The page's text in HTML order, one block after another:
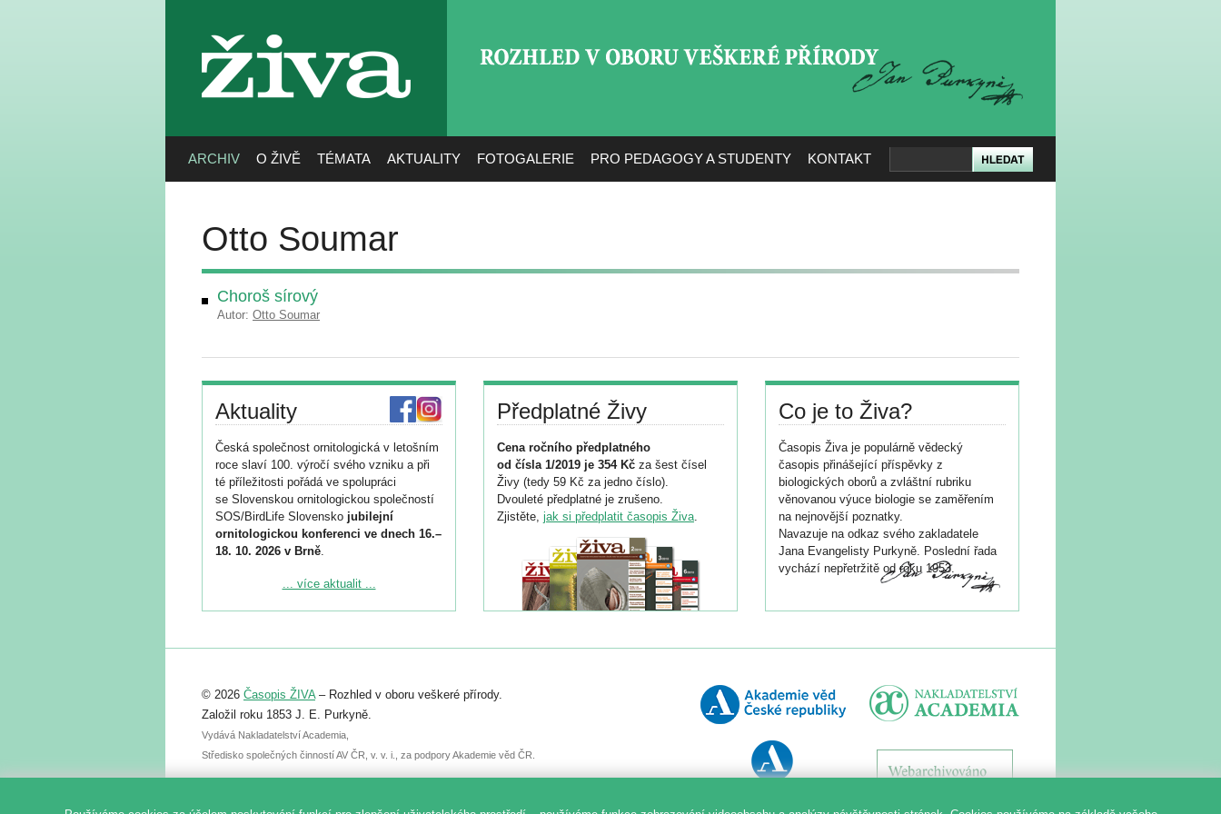
živa
ARCHIV O ŽIVĚ TÉMATA AKTUALITY FOTOGALERIE PRO PEDAGOGY A STUDENTY KONTAKT
Otto Soumar
Choroš sírový
Autor: Otto Soumar
Aktuality
Česká společnost ornitologická v letošním
roce slaví 100. výročí svého vzniku a při
té příležitosti pořádá ve spolupráci
se Slovenskou ornitologickou společností
SOS/BirdLife Slovensko jubilejní
ornitologickou konferenci ve dnech 16.–
18. 10. 2026 v Brně.
Podrobnější informace ke konferenci
Registrovat se můžete do 6. září.
abstraktu přihlášené přednášky nebo
posteru je už 30. června.
... více aktualit ...
Předplatné Živy
Cena ročního předplatného
od čísla 1/2019 je 354 Kč za šest čísel
Živy (tedy 59 Kč za jedno číslo).
Dvouleté předplatné je zrušeno.
Zjistěte, jak si předplatit časopis Živa.
Co je to Živa?
Časopis Živa je populárně vědecký
časopis přinášející příspěvky z
biologických oborů a zvláštní rubriku
věnovanou výuce biologie se zaměřením
na nejnovější poznatky.
Navazuje na odkaz svého zakladatele
Jana Evangelisty Purkyně. Poslední řada
vychází nepřetržitě od roku 1953.
© 2026 Časopis ŽIVA– Rozhled v oboru veškeré přírody.
Založil roku 1853 J. E. Purkyně.
Vydává Nakladatelství Academia,
Středisko společných činností AV ČR, v. v. i., za podpory Akademie věd ČR.